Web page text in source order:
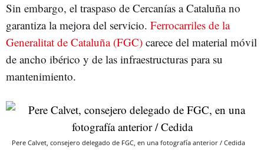
Sin embargo, el traspaso de Cercanías a Cataluña no
garantiza la mejora del servicio. Ferrocarriles de la
Generalitat de Cataluña (FGC) carece del material móvil
de ancho ibérico y de las infraestructuras para su
mantenimiento.
Pere Calvet, consejero delegado de FGC, en una fotografía anterior / Cedida